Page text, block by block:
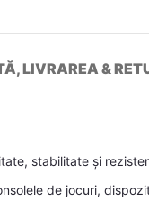
LIVRAREA &
stabilitate și
de jocuri,